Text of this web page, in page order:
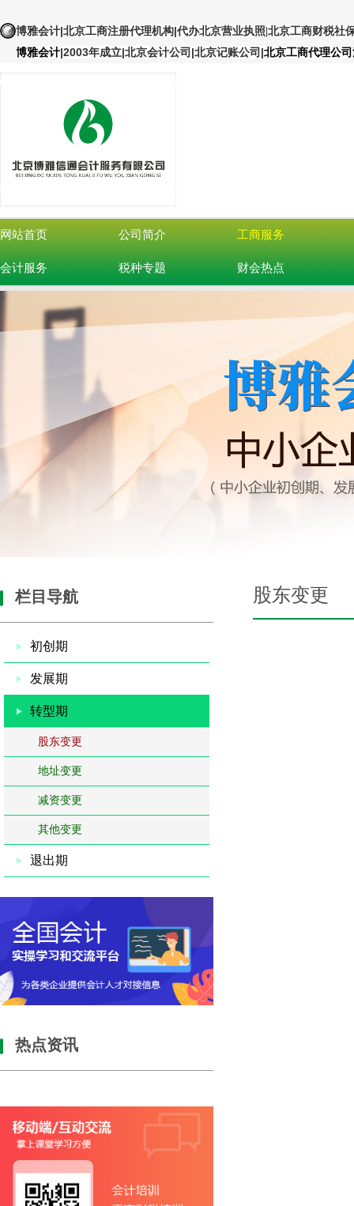
博雅会计|北京工商注册代理机构|代办北京营业执照 |北京工商财税社
博雅会计|2003年成立|北京会计公司|北京记账公司 |北京工商代理公
网站首页 公司简介 工商服务
会计服务 税种专题 财会热点
栏目导航
初创期
发展期
转型期
股东变更
地址变更
减资变更
其他变更
退出期
热点资讯
股东变更